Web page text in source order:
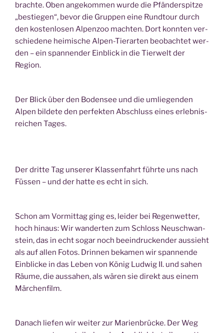
brach­te. Oben ange­kom­men wur­de die Pfän­der­spit­ze
„bestie­gen“, bevor die Grup­pen eine Rund­tour durch
den kos­ten­lo­sen Alpen­zoo mach­ten. Dort konn­ten ver­
schie­de­ne hei­mi­sche Alpen-Tier­ar­ten beob­ach­tet wer­
den – ein span­nen­der Ein­blick in die Tier­welt der
Region.
Der Blick über den Boden­see und die umlie­gen­den
Alpen bil­de­te den per­fek­ten Abschluss eines erleb­nis­
rei­chen Tages.
Der drit­te Tag unse­rer Klas­sen­fahrt führ­te uns nach
Füs­sen – und der hat­te es echt in sich.
Schon am Vor­mit­tag ging es, lei­der bei Regen­wet­ter,
hoch hin­aus: Wir wan­der­ten zum Schloss Neu­schwan­
stein, das in echt sogar noch beein­dru­cken­der aus­sieht
als auf allen Fotos. Drin­nen beka­men wir span­nen­de
Ein­bli­cke in das Leben von König Lud­wig II. und sahen
Räu­me, die aus­sa­hen, als wären sie direkt aus einem
Märchenfilm.
Danach lie­fen wir wei­ter zur Mari­en­brü­cke. Der Weg